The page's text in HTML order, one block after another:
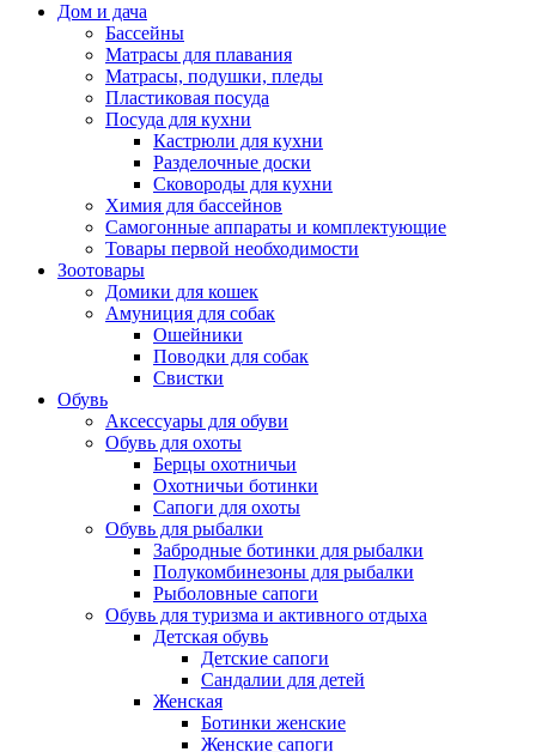
Дом и дача
Бассейны
Матрасы для плавания
Матрасы, подушки, пледы
Пластиковая посуда
Посуда для кухни
Кастрюли для кухни
Разделочные доски
Сковороды для кухни
Химия для бассейнов
Самогонные аппараты и комплектующие
Товары первой необходимости
Зоотовары
Домики для кошек
Амуниция для собак
Ошейники
Поводки для собак
Свистки
Обувь
Аксессуары для обуви
Обувь для охоты
Берцы охотничьи
Охотничьи ботинки
Сапоги для охоты
Обувь для рыбалки
Забродные ботинки для рыбалки
Полукомбинезоны для рыбалки
Рыболовные сапоги
Обувь для туризма и активного отдыха
Детская обувь
Детские сапоги
Сандалии для детей
Женская
Ботинки женские
Женские сапоги